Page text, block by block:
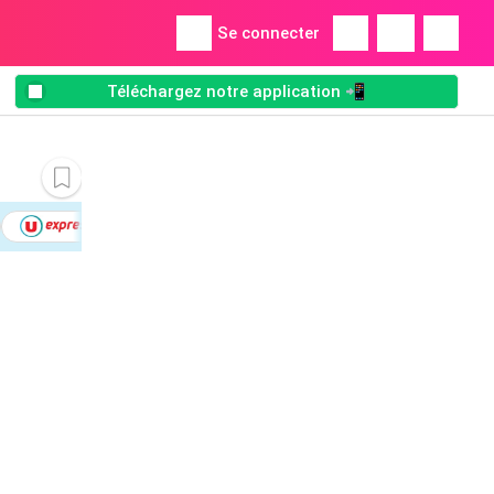
Se connecter
Téléchargez notre application 📲